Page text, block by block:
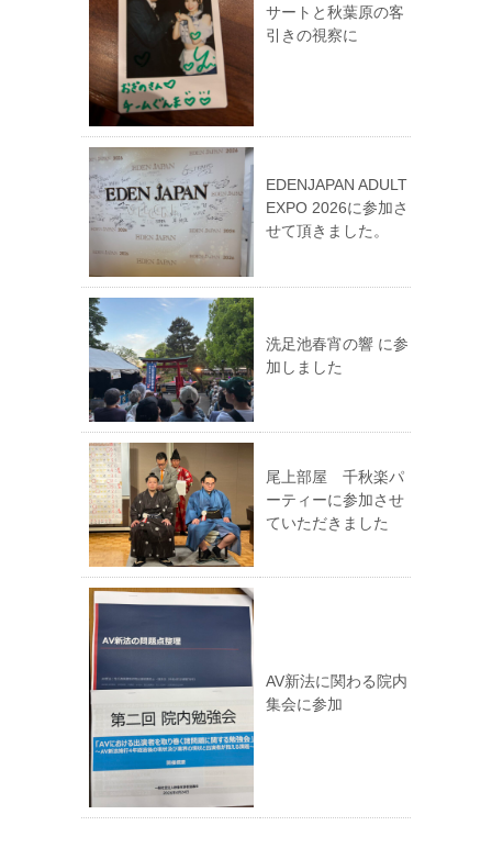
サートと秋葉原の客
引きの視察に
EDENJAPAN ADULT
EXPO 2026に参加さ
せて頂きました。
洗足池春宵の響 に参
加しました
尾上部屋 千秋楽パ
ーティーに参加させ
ていただきました
AV新法に関わる院内
集会に参加